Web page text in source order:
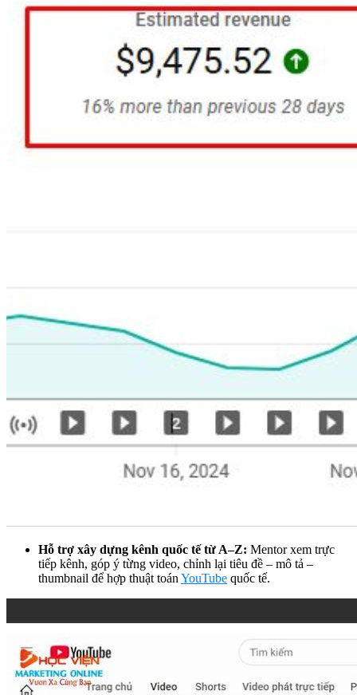
Hỗ trợ xây dựng kênh quốc tế từ A–Z: Mentor xem trực
tiếp kênh, góp ý từng video, chỉnh lại tiêu đề – mô tả –
thumbnail để hợp thuật toán YouTube quốc tế.